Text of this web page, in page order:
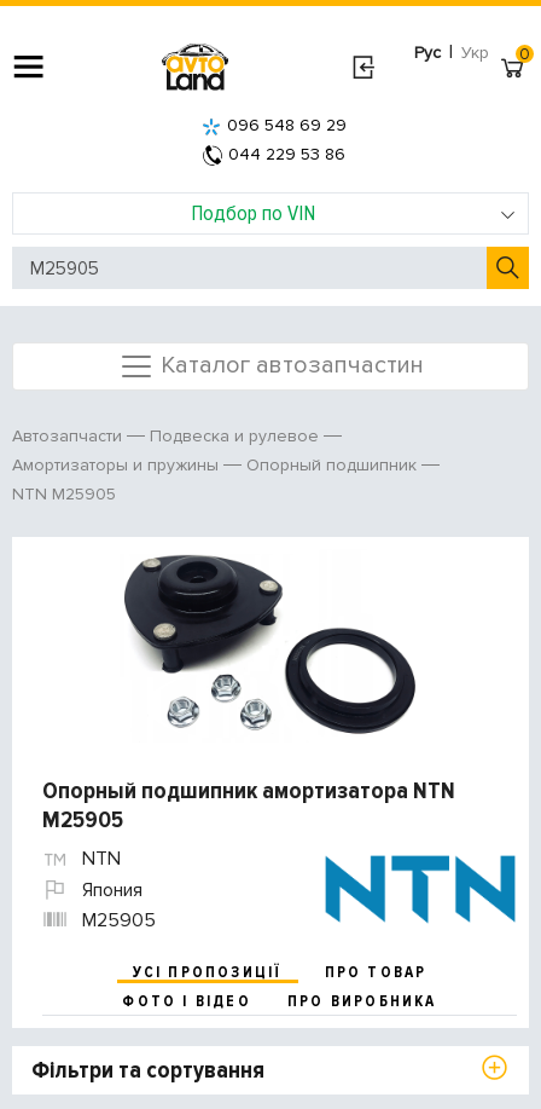
Рус | Укр
Подбор по VIN
096 548 69 29
044 229 53 86
0
Каталог автозапчастин
Автозапчасти
Подвеска и рулевое
Амортизаторы и пружины
Опорный подшипник
NTN M25905
Опорный подшипник амортизатора NTN
M25905
NTN
Япония
M25905
УСІ ПРОПОЗИЦІЇ
ПРО ТОВАР
ФОТО І ВІДЕО
ПРО ВИРОБНИКА
Фільтри та сортування